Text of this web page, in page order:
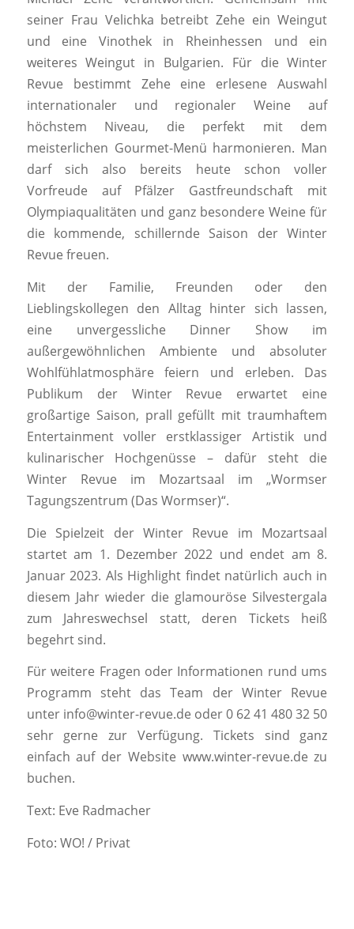
seiner Frau Velichka betreibt Zehe ein Weingut
und eine Vinothek in Rheinhessen und ein
weiteres Weingut in Bulgarien. Für die Winter
Revue bestimmt Zehe eine erlesene Auswahl
internationaler und regionaler Weine auf
höchstem Niveau, die perfekt mit dem
meisterlichen Gourmet-Menü harmonieren. Man
darf sich also bereits heute schon voller
Vorfreude auf Pfälzer Gastfreundschaft mit
Olympiaqualitäten und ganz besondere Weine für
die kommende, schillernde Saison der Winter
Revue freuen.
Mit der Familie, Freunden oder den
Lieblingskollegen den Alltag hinter sich lassen,
eine unvergessliche Dinner Show im
außergewöhnlichen Ambiente und absoluter
Wohlfühlatmosphäre feiern und erleben. Das
Publikum der Winter Revue erwartet eine
großartige Saison, prall gefüllt mit traumhaftem
Entertainment voller erstklassiger Artistik und
kulinarischer Hochgenüsse – dafür steht die
Winter Revue im Mozartsaal im „Wormser
Tagungszentrum (Das Wormser)“.
Die Spielzeit der Winter Revue im Mozartsaal
startet am 1. Dezember 2022 und endet am 8.
Januar 2023. Als Highlight findet natürlich auch in
diesem Jahr wieder die glamouröse Silvestergala
zum Jahreswechsel statt, deren Tickets heiß
begehrt sind.
Für weitere Fragen oder Informationen rund ums
Programm steht das Team der Winter Revue
unter info@winter-revue.de oder 0 62 41 480 32 50
sehr gerne zur Verfügung. Tickets sind ganz
einfach auf der Website www.winter-revue.de zu
buchen.
Text: Eve Radmacher
Foto: WO! / Privat